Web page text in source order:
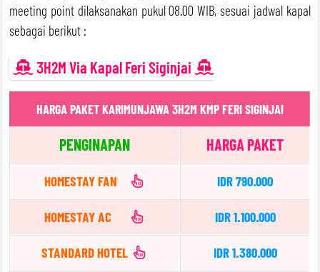
meeting point dilaksanakan pukul 08.00 WIB, sesuai jadwal kapal
sebagai berikut :
3H2M Via Kapal Feri Siginjai
HARGA PAKET KARIMUNJAWA 3H2M KMP FERI SIGINJAI
PENGINAPAN HARGA PAKET
HOMESTAY FAN IDR 790.000
HOMESTAY AC IDR 1.100.000
STANDARD HOTEL IDR 1.380.000